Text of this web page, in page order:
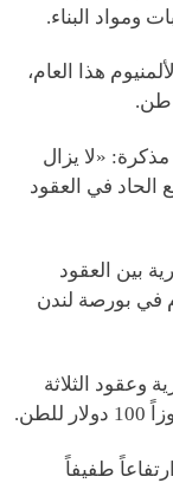
ومواد البناء.
هذا العام،
طن.
«لا يزال
الحاد في العقود
بين العقود
في بورصة لندن
وعقود الثلاثة
طفيفاً